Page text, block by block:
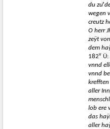
du zuͦ
wegen
creutz
O herr
zeÿt
dem
182v Ü:
vnnd
vnnd
krefften
aller
lob ere
das
aller